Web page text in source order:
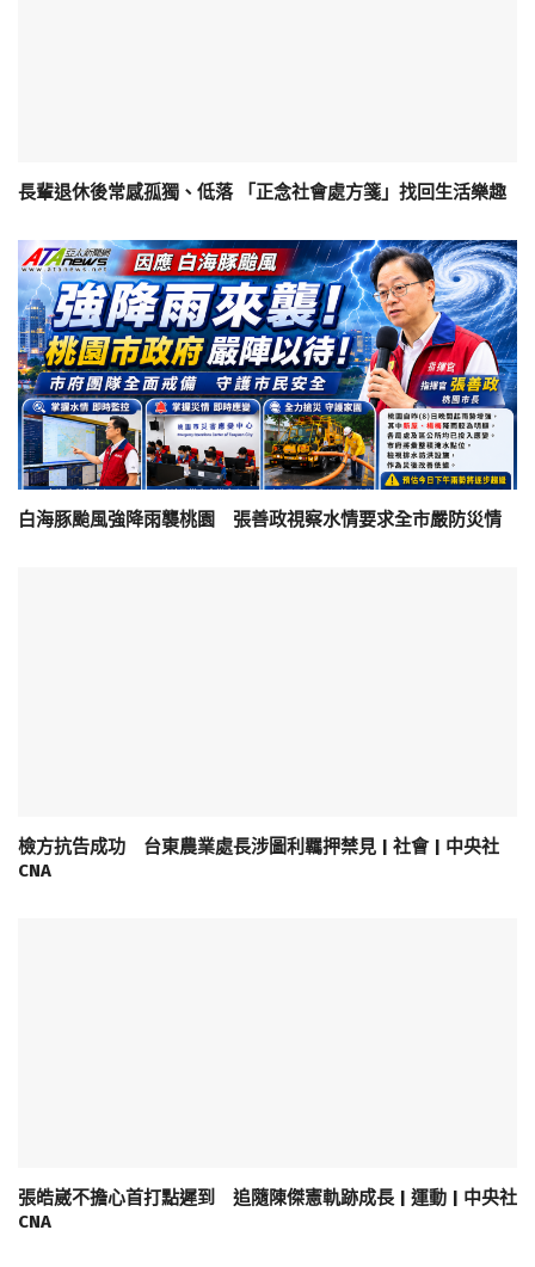
長輩退休後常感孤獨、低落 「正念社會處方箋」找回生活樂趣
白海豚颱風強降雨襲桃園 張善政視察水情要求全市嚴防災情
檢方抗告成功 台東農業處長涉圖利羈押禁見 | 社會 | 中央社
CNA
張皓崴不擔心首打點遲到 追隨陳傑憲軌跡成長 | 運動 | 中央社
CNA